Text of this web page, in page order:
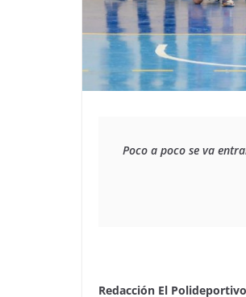
Poco a poco se va
Redacción El